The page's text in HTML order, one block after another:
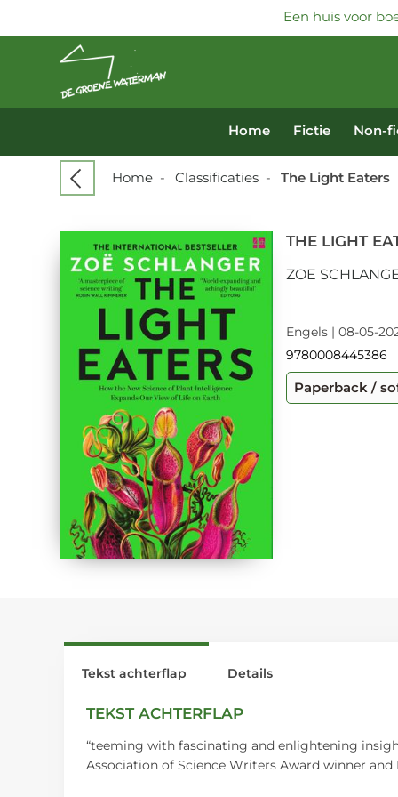
Een huis voor
Home Fictie Non-
Home - Classificaties - The Light Eaters
THE LIGHT
ZOE
Engels | 08-05-
9780008445386
Paperback /
Tekst achterflap
TEKST ACHTERFLAP
“teeming with fascinating and enlightening
Association of Science Writers Award winner
Details